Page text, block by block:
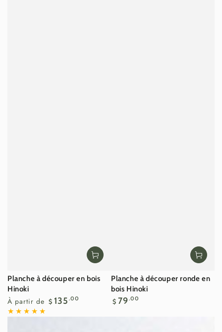
Planche à découper en bois
Hinoki
Prix
normal
À partir de $ 135 .00
Planche à découper ronde en
bois Hinoki
Prix
$ 79.00